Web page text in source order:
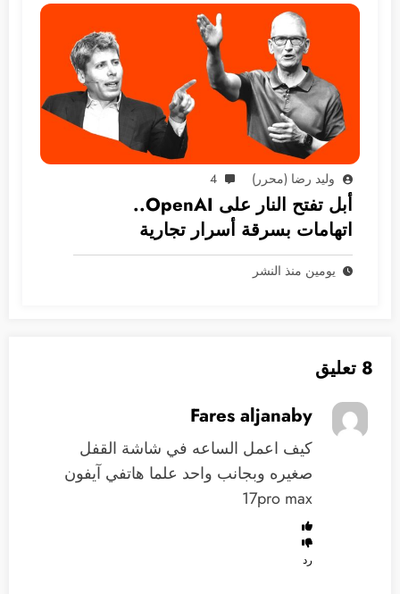
وليد رضا (محرر) 4
أبل تفتح النار على OpenAI..
اتهامات بسرقة أسرار تجارية
يومين منذ النشر
8 تعليق
Fares aljanaby
كيف اعمل الساعه في شاشة القفل
صغيره وبجانب واحد علما هاتفي آيفون
17pro max
رد